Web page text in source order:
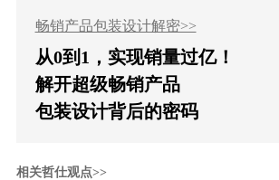
畅销产品包装设计解密>>
从0到1，实现销量过亿！
解开超级畅销产品
包装设计背后的密码
相关哲仕观点>>